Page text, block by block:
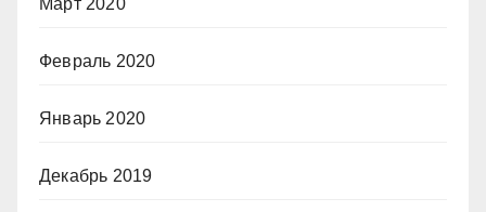
Март 2020
Февраль 2020
Январь 2020
Декабрь 2019